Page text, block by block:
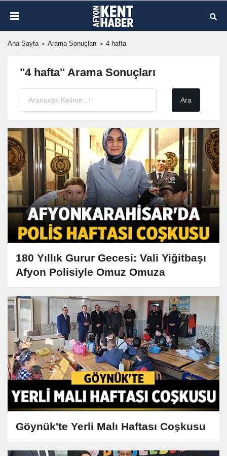
Ana Sayfa Arama Sonuçları 4 hafta
"4 hafta" Arama Sonuçları
180 Yıllık Gurur Gecesi: Vali Yiğitbaşı
Afyon Polisiyle Omuz Omuza
Göynük'te Yerli Malı Haftası Coşkusu